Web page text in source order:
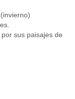
sus paisajes de